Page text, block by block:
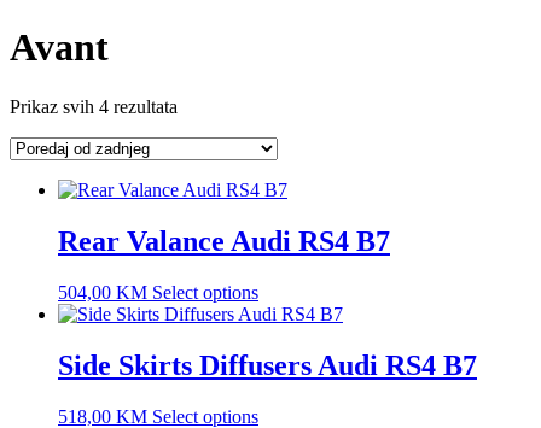
Avant
Prikaz svih 4 rezultata
Rear Valance Audi RS4 B7
504,00 KM Select options
Side Skirts Diffusers Audi RS4 B7
518,00 KM Select options